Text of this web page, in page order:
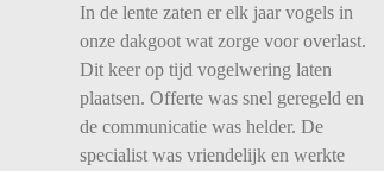
In de lente zaten er elk jaar vogels in
onze dakgoot wat zorge voor overlast.
Dit keer op tijd vogelwering laten
plaatsen. Offerte was snel geregeld en
de communicatie was helder. De
specialist was vriendelijk en werkte